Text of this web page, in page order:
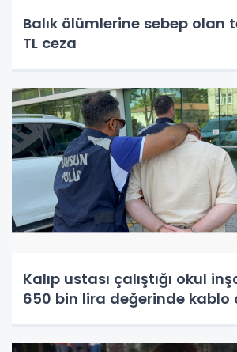
Balık ölümlerine sebep olan
TL ceza
Kalıp ustası çalıştığı okul
650 bin lira değerinde kablo